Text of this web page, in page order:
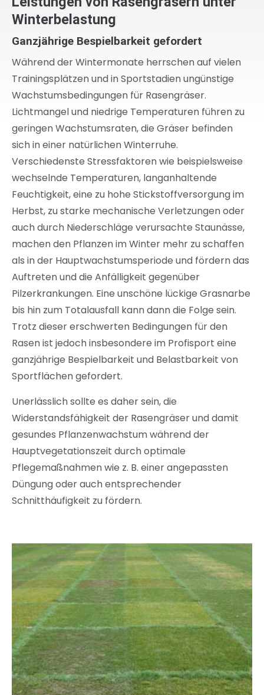
Winterbelastung
Ganzjährige Bespielbarkeit gefordert
Während der Wintermonate herrschen auf vielen
Trainingsplätzen und in Sportstadien ungünstige
Wachstumsbedingungen für Rasengräser.
Lichtmangel und niedrige Temperaturen führen zu
geringen Wachstumsraten, die Gräser befinden
sich in einer natürlichen Winterruhe.
Verschiedenste Stressfaktoren wie beispielsweise
wechselnde Temperaturen, langanhaltende
Feuchtigkeit, eine zu hohe Stickstoffversorgung im
Herbst, zu starke mechanische Verletzungen oder
auch durch Niederschläge verursachte Staunässe,
machen den Pflanzen im Winter mehr zu schaffen
als in der Hauptwachstumsperiode und fördern das
Auftreten und die Anfälligkeit gegenüber
Pilzerkrankungen. Eine unschöne lückige Grasnarbe
bis hin zum Totalausfall kann dann die Folge sein.
Trotz dieser erschwerten Bedingungen für den
Rasen ist jedoch insbesondere im Profisport eine
ganzjährige Bespielbarkeit und Belastbarkeit von
Sportflächen gefordert.
Unerlässlich sollte es daher sein, die
Widerstandsfähigkeit der Rasengräser und damit
gesundes Pflanzenwachstum während der
Hauptvegetationszeit durch optimale
Pflegemaßnahmen wie z. B. einer angepassten
Düngung oder auch entsprechender
Schnitthäufigkeit zu fördern.